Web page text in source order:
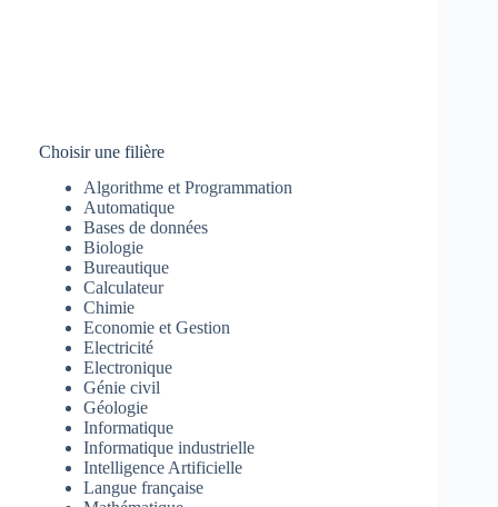
Choisir une filière
Algorithme et Programmation
Automatique
Bases de données
Biologie
Bureautique
Calculateur
Chimie
Economie et Gestion
Electricité
Electronique
Génie civil
Géologie
Informatique
Informatique industrielle
Intelligence Artificielle
Langue française